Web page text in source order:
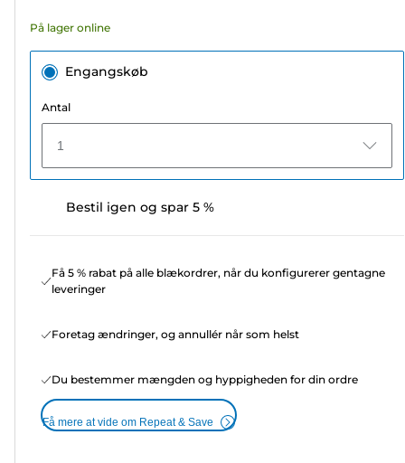
anmeldelser
På lager online
Engangskøb
Antal
1
Bestil igen og spar 5 %
Få 5 % rabat på alle blækordrer, når du konfigurerer gentagne
leveringer
Foretag ændringer, og annullér når som helst
Du bestemmer mængden og hyppigheden for din ordre
Få mere at vide om Repeat & Save